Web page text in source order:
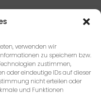
verwenden wir
zu speichern bzw.
zustimmen,
oder eindeutige IDs auf dieser
nicht erteilen oder
und Funktionen